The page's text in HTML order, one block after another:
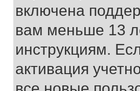
включена
вам меньше 13
инструкциям.
активация